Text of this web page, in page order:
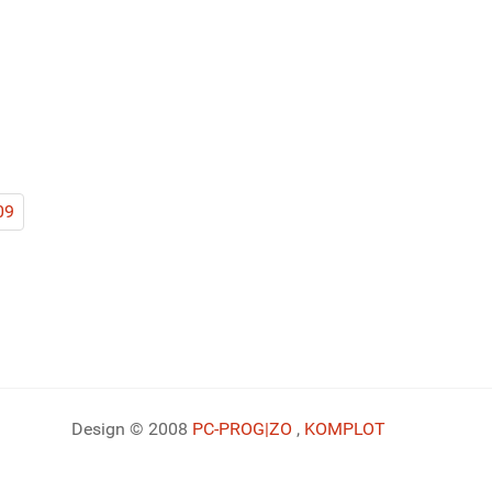
Design © 2008 PC-PROG|ZO , KOMPLOT